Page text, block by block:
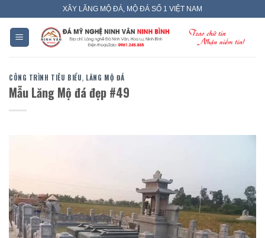
content
XÂY LĂNG MỘ ĐÁ, MỘ ĐÁ SỐ 1 VIỆT NAM
CÔNG TRÌNH TIÊU BIỂU, LĂNG MỘ ĐÁ
Mẫu Lăng Mộ đá đẹp #49